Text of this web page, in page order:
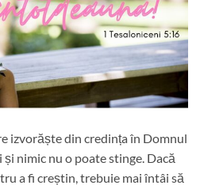
izvorăște din credința în Domnul
nimic nu o poate stinge. Dacă
a fi creștin, trebuie mai întâi să